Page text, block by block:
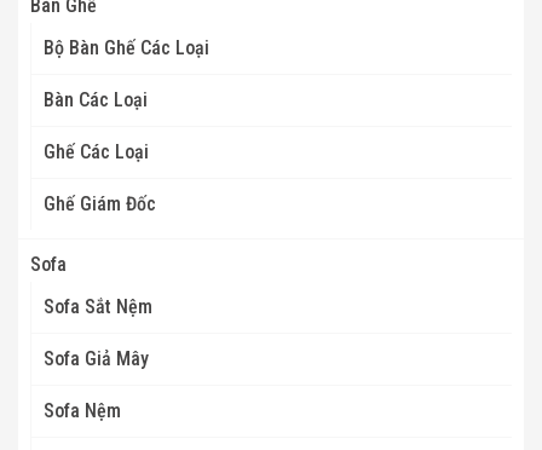
Bàn Ghế
Bộ Bàn Ghế Các Loại
Bàn Các Loại
Ghế Các Loại
Ghế Giám Đốc
Sofa
Sofa Sắt Nệm
Sofa Giả Mây
Sofa Nệm